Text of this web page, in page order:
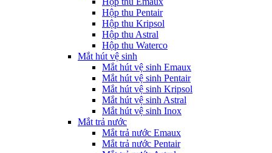
Hộp thu Pentair
Hộp thu Kripsol
Hộp thu Astral
Hộp thu Waterco
Mắt hút vệ sinh
Mắt hút vệ sinh Emaux
Mắt hút vệ sinh Pentair
Mắt hút vệ sinh Kripsol
Mắt hút vệ sinh Astral
Mắt hút vệ sinh Inox
Mắt trả nước
Mắt trả nước Emaux
Mắt trả nước Pentair